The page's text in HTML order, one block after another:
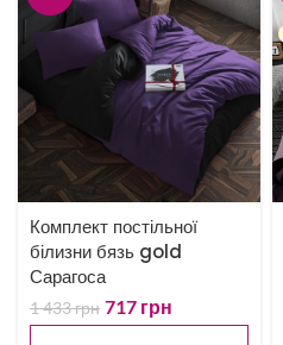
Комплект постільної
білизни бязь gold
Сарагоса
1 433грн 717 грн